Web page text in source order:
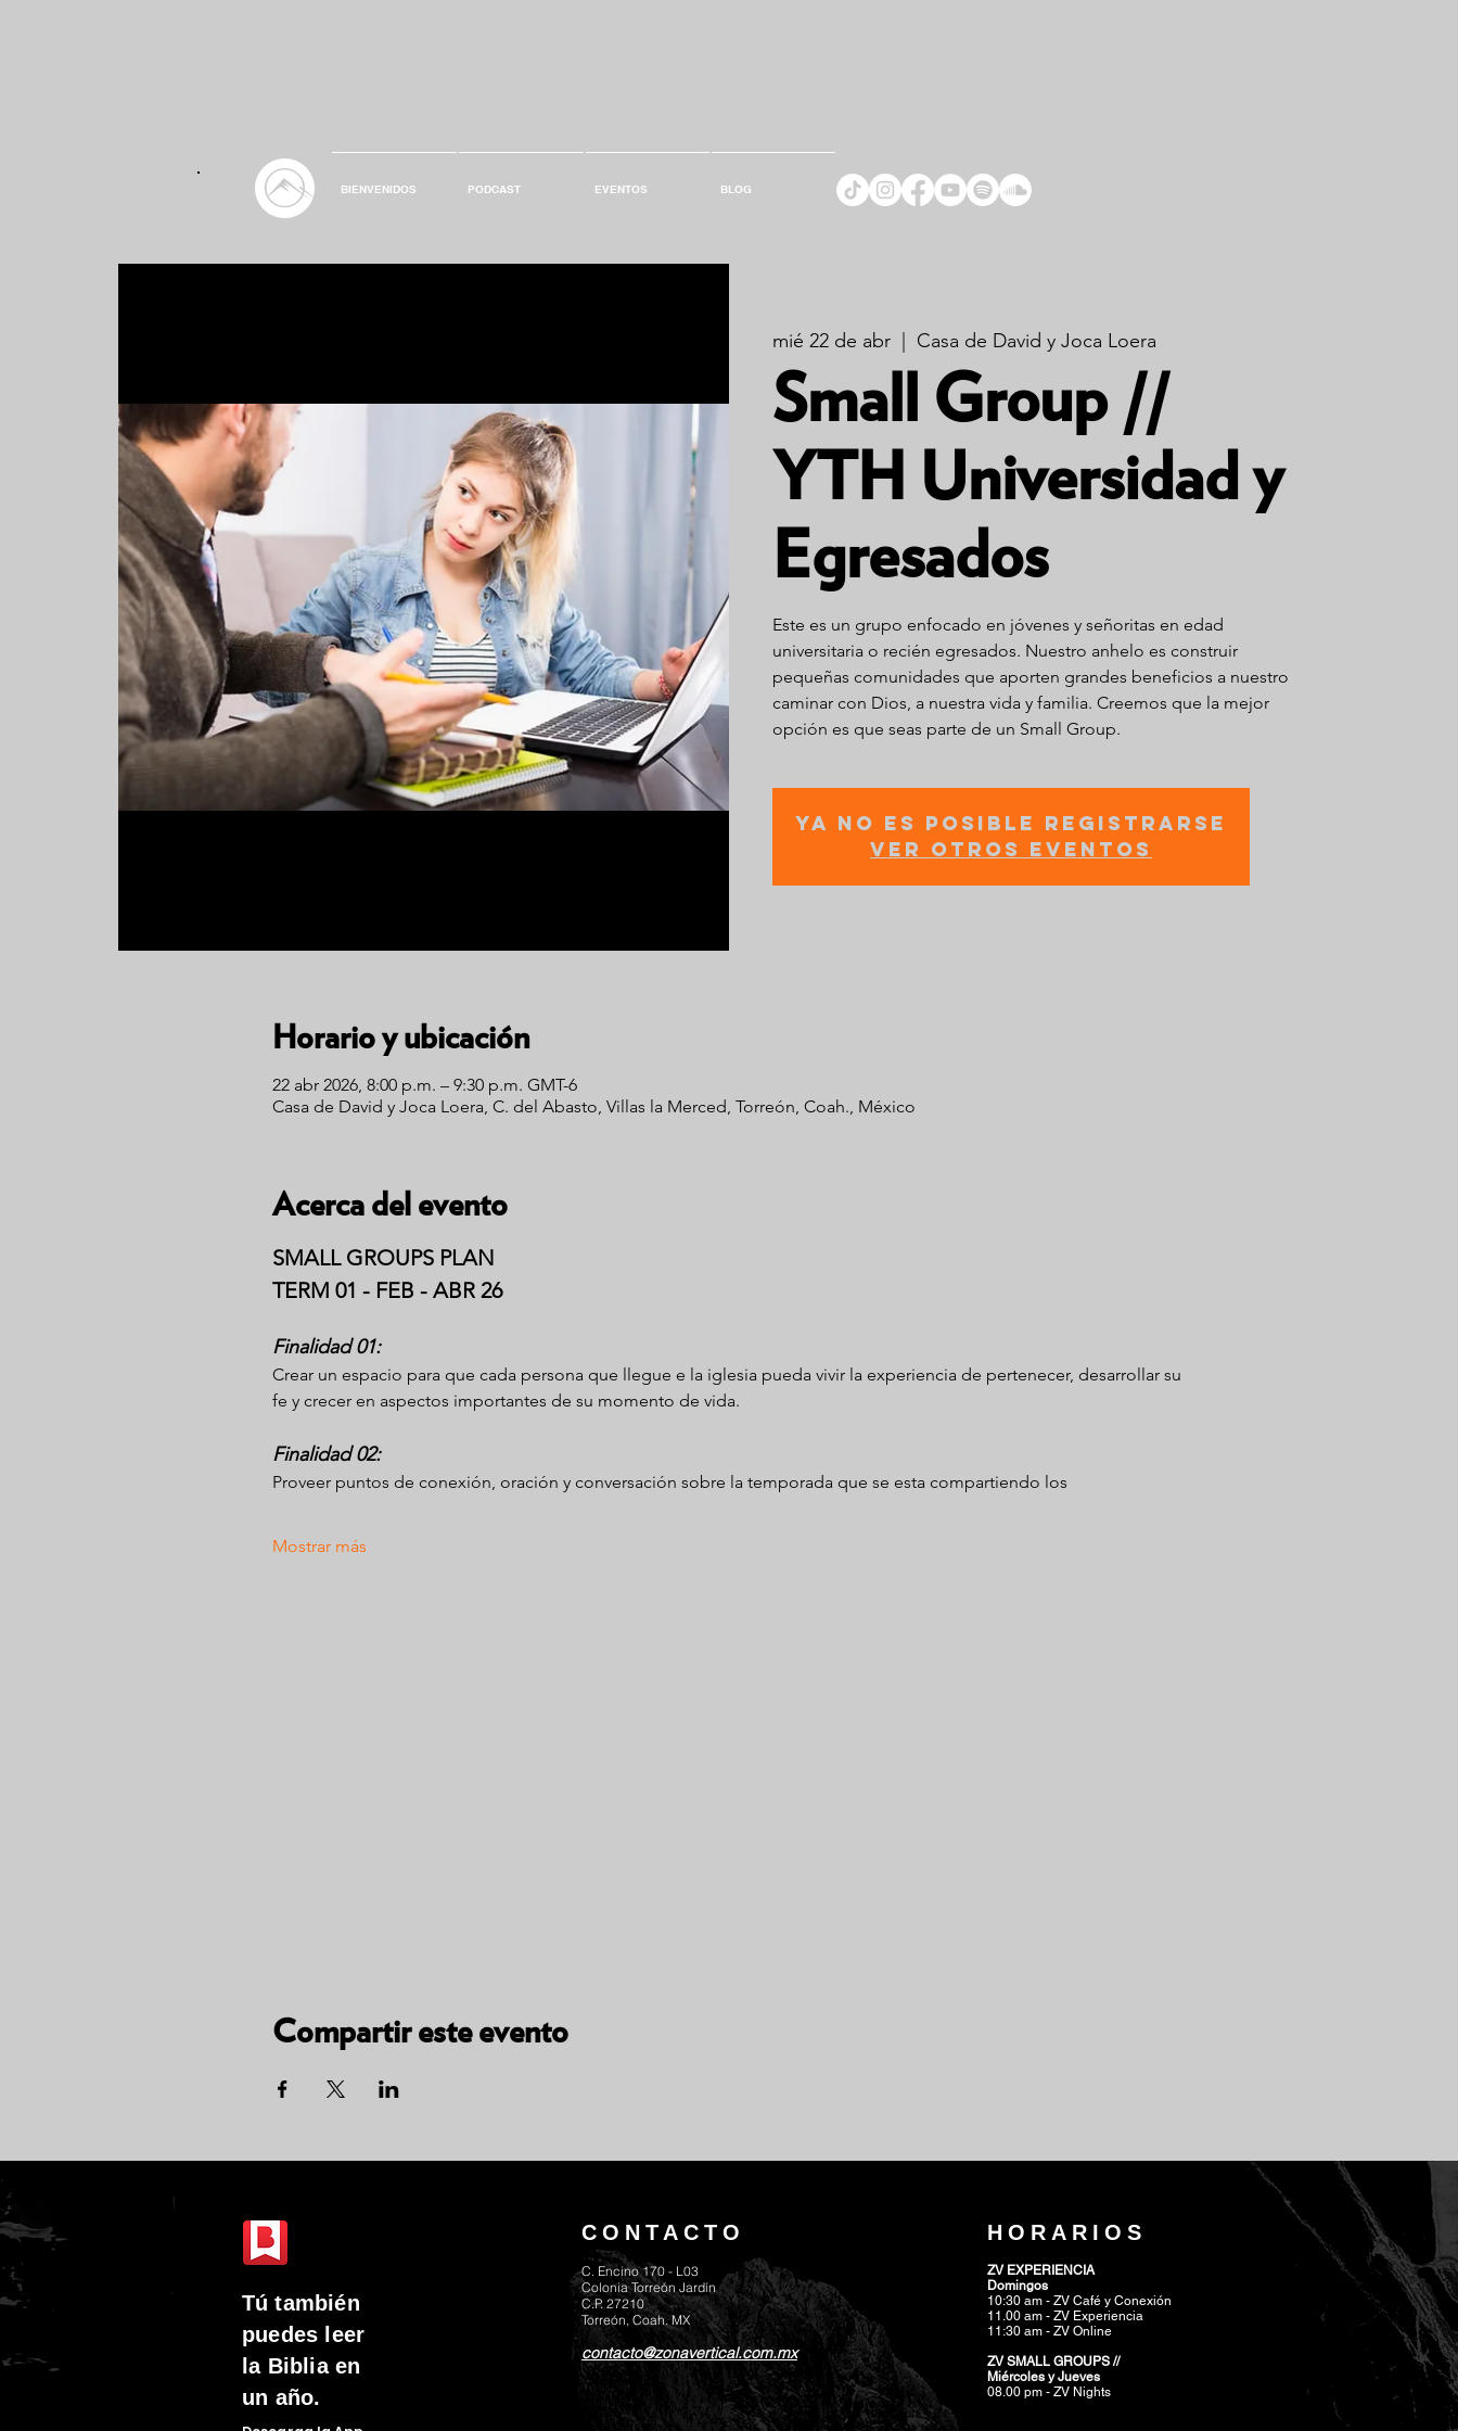
mié 22 de abr Casa de David y Joca Loera
Small Group //
YTH Universidad y
Egresados
Este es un grupo enfocado en jóvenes y señoritas en edad
universitaria o recién egresados. Nuestro anhelo es construir
pequeñas comunidades que aporten grandes beneficios a nuestro
caminar con Dios, a nuestra vida y familia. Creemos que la mejor
opción es que seas parte de un Small Group.
Ya no es posible registrarse
Ver otros eventos
Horario y ubicación
22 abr 2026, 8:00 p.m. – 9:30 p.m. GMT-6
Casa de David y Joca Loera, C. del Abasto, Villas la Merced, Torreón, Coah., México
Acerca del evento
SMALL GROUPS PLAN
TERM 01 - FEB - ABR 26
Finalidad 01:
Crear un espacio para que cada persona que llegue e la iglesia pueda vivir la experiencia de pertenecer, desarrollar su
fe y crecer en aspectos importantes de su momento de vida.
Finalidad 02:
Proveer puntos de conexión, oración y conversación sobre la temporada que se esta compartiendo los
Mostrar más
Compartir este evento
BIENVENIDOS PODCAST EVENTOS BLOG
Tú también
puedes leer
la Biblia en
un año.
CONTACTO
C. Encino 170 - L03
Colonia Torreón Jardín
C.P. 27210
Torreón, Coah. MX
contacto@zonavertical.com.mx
HORARIOS
ZV EXPERIENCIA
Domingos
10:30 am - ZV Café y Conexión
11.00 am - ZV Experiencia
11:30 am - ZV Online
ZV SMALL GROUPS //
Miércoles y Jueves
08.00 pm - ZV Nights